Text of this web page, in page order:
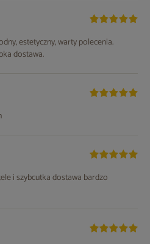
estetyczny, warty polecenia.
dostawa.
i szybcutka dostawa bardzo